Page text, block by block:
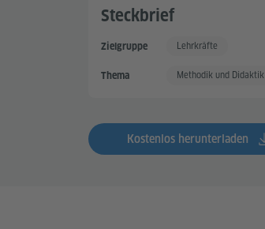
Steckbrief
Zielgruppe Lehrkräfte
Thema Methodik und Didaktik
Kostenlos herunterladen